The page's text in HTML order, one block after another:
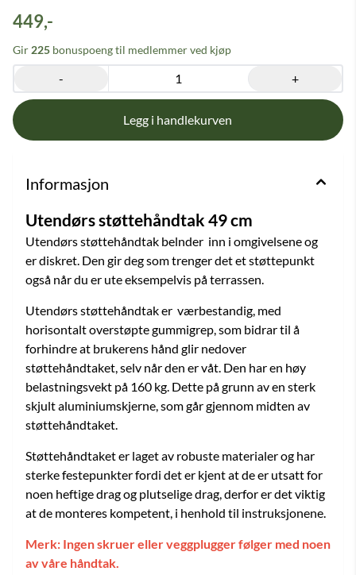
449,-
Gir 225 bonuspoeng til medlemmer ved kjøp
- +
Informasjon
Utendørs støttehåndtak 49 cm
Utendørs støttehåndtak belnder inn i omgivelsene og
er diskret. Den gir deg som trenger det et støttepunkt
også når du er ute eksempelvis på terrassen.
Utendørs støttehåndtak er værbestandig, med
horisontalt overstøpte gummigrep, som bidrar til å
forhindre at brukerens hånd glir nedover
støttehåndtaket, selv når den er våt. Den har en høy
belastningsvekt på 160 kg. Dette på grunn av en sterk
skjult aluminiumskjerne, som går gjennom midten av
støttehåndtaket.
Støttehåndtaket er laget av robuste materialer og har
sterke festepunkter fordi det er kjent at de er utsatt for
noen heftige drag og plutselige drag, derfor er det viktig
at de monteres kompetent, i henhold til instruksjonene.
Merk: Ingen skruer eller veggplugger følger med noen
av våre håndtak.